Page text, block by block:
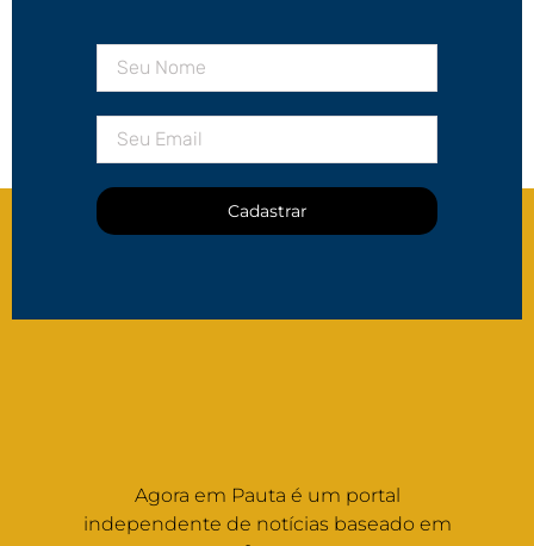
Cadastrar
Agora em Pauta é um portal
independente de notícias baseado em